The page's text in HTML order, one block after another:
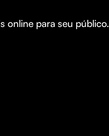
online para seu público.